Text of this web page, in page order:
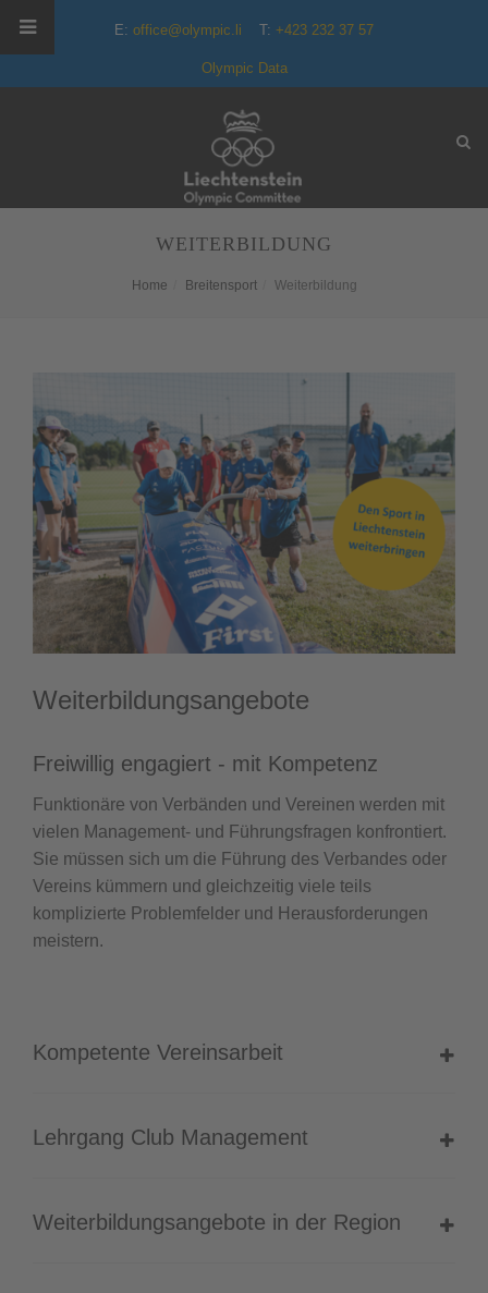
E: office@olympic.li T: +423 232 37 57
Olympic Data
WEITERBILDUNG
Home Breitensport Weiterbildung
Weiterbildungsangebote
Freiwillig engagiert - mit Kompetenz
Funktionäre von Verbänden und Vereinen werden mit
vielen Management- und Führungsfragen konfrontiert.
Sie müssen sich um die Führung des Verbandes oder
Vereins kümmern und gleichzeitig viele teils
komplizierte Problemfelder und Herausforderungen
meistern.
Kompetente Vereinsarbeit
Lehrgang Club Management
Weiterbildungsangebote in der Region